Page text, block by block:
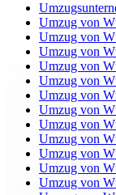
Umzug von
Umzug von
Umzug von
Umzug von
Umzug von
Umzug von
Umzug von
Umzug von
Umzug von
Umzug von
Umzug von
Umzug von